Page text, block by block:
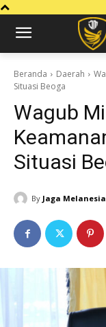
Beranda Daerah
Situasi Beoga
Wagub
Situasi
By Jaga Melanesia